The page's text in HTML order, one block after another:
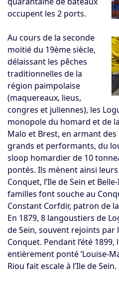
occupent les 2 ports.
Au cours de la seconde
moitié du 19ème siècle,
délaissant les pêches
traditionnelles de la
région paimpolaise
(maquereaux, lieus,
congres et juliennes), les
monopole du homard et de
Malo et Brest, en armant
grands et performants, du
sloop homardier de 10
pontés. Ils mènent ainsi leurs
Conquet, l’Ile de Sein et
familles font souche au
Constant Corfdir, patron de la
En 1879, 8 langoustiers de
de Sein, souvent rejoints par
Conquet. Pendant l’été
entièrement ponté ’Louise-
Riou fait escale à l’Ile de Sein.